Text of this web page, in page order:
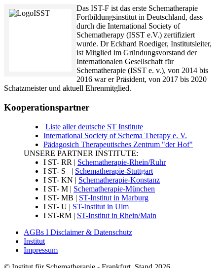
Das IST-F ist das erste Schematherapie
Fortbildungsinstitut in Deutschland, dass
durch die International Society of
Schematherapy (ISST e.V.) zertifiziert
wurde. Dr Eckhard Roediger, Institutsleiter,
ist Mitglied im Gründungsvorstand der
Internationalen Gesellschaft für
Schematherapie (ISST e. v.), von 2014 bis
2016 war er Präsident, von 2017 bis 2020
Schatzmeister und aktuell Ehrenmitglied.
Kooperationspartner
Liste aller deutsche ST Institute
International Society of Schema Therapy e. V.
Pädagosich Therapeutisches Zentrum "der Hof"
UNSERE PARTNER INSTITUTE:
I ST- RR | Schematherapie-Rhein/Ruhr
I ST- S | Schematherapie-Stuttgart
I ST- KN | Schematherapie-Konstanz
I ST- M | Schematherapie-München
I ST- MB | ST-Institut in Marburg
I ST- U | ST-Institut in Ulm
I ST-RM | ST-Institut in Rhein/Main
AGBs I Disclaimer & Datenschutz
Institut
Impressum